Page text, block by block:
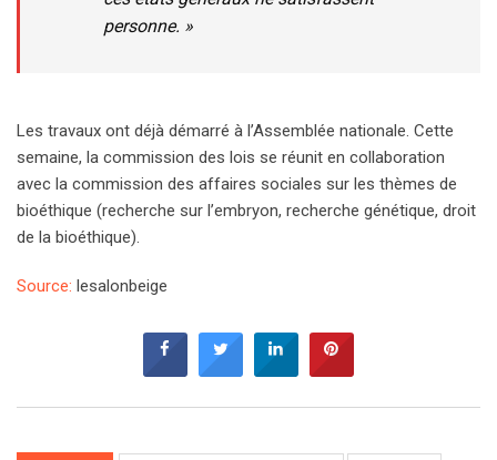
personne. »
Les travaux ont déjà démarré à l’Assemblée nationale. Cette
semaine, la commission des lois se réunit en collaboration
avec la commission des affaires sociales sur les thèmes de
bioéthique (recherche sur l’embryon, recherche génétique, droit
de la bioéthique).
Source: lesalonbeige